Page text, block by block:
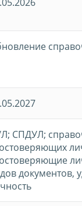
СПДУЛ;
документов,